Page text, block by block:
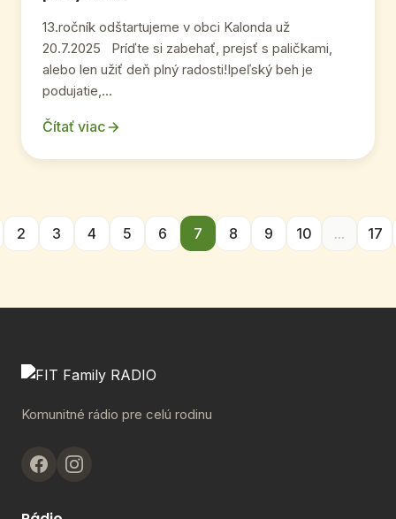
13.ročník odštartujeme v obci Kalonda už
20.7.2025 Príďte si zabehať, prejsť s paličkami,
alebo len užiť deň plný radosti!Ipeľský beh je
podujatie,...
Čítať viac
2 3 4 5 6 7 8 9 10 ... 17
Komunitné rádio pre celú rodinu